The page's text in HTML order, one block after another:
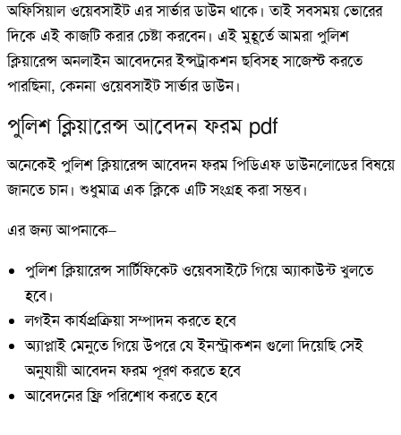
অফিসিয়াল ওয়েবসাইট এর সার্ভার ডাউন থাকে। তাই সবসময় ভোরের
দিকে এই কাজটি করার চেষ্টা করবেন। এই মুহূর্তে আমরা পুলিশ
ক্লিয়ারেন্স অনলাইন আবেদনের ইন্সট্রাকশন ছবিসহ সাজেস্ট করতে
পারছিনা, কেননা ওয়েবসাইট সার্ভার ডাউন।
পুলিশ ক্লিয়ারেন্স আবেদন ফরম pdf
অনেকেই পুলিশ ক্লিয়ারেন্স আবেদন ফরম পিডিএফ ডাউনলোডের বিষয়ে
জানতে চান। শুধুমাত্র এক ক্লিকে এটি সংগ্রহ করা সম্ভব।
এর জন্য আপনাকে–
পুলিশ ক্লিয়ারেন্স সার্টিফিকেট ওয়েবসাইটে গিয়ে অ্যাকাউন্ট খুলতে
হবে।
লগইন কার্যপ্রক্রিয়া সম্পাদন করতে হবে
অ্যাপ্লাই মেনুতে গিয়ে উপরে যে ইনস্ট্রাকশন গুলো দিয়েছি সেই
অনুযায়ী আবেদন ফরম পূরণ করতে হবে
আবেদনের ফ্রি পরিশোধ করতে হবে